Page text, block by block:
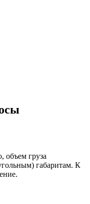
объем груза
габаритам. К